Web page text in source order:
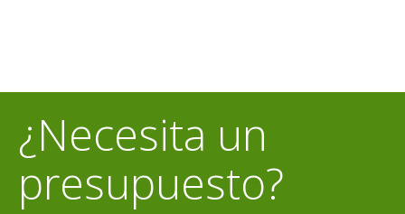
¿Necesita un
presupuesto?